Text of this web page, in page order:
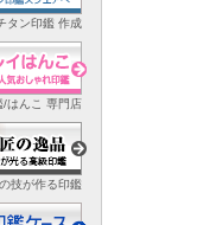
タン印鑑 作成
/はんこ 専門店
技が作る印鑑